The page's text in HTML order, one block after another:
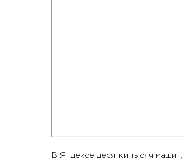
В Яндексе десятки тысяч